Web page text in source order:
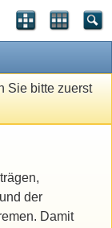
Sie bitte zuerst
der
Damit